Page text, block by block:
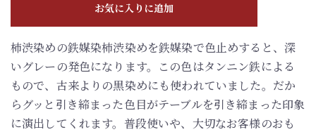
お気に入りに追加
柿渋染めの鉄媒染柿渋染めを鉄媒染で色止めすると、深
いグレーの発色になります。この色はタンニン鉄による
もので、古来よりの黒染めにも使われていました。だか
らグッと引き締まった色目がテーブルを引き締まった印象
に演出してくれます。普段使いや、大切なお客様のおも